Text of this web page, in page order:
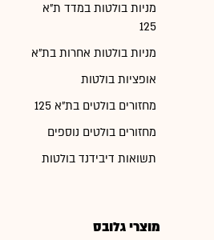
מניות בולטות במדד ת"א
125
מניות בולטות אחרות בת"א
אופציות בולטות
מחזורים בולטים בת"א 125
מחזורים בולטים נוספים
תשואות דיבידנד בולטות
מוצרי גלובס